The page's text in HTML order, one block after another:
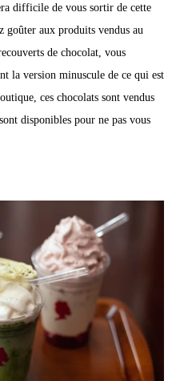
difficile de vous sortir de cette
goûter aux produits vendus au
de chocolat, vous
la version minuscule de ce qui est
ces chocolats sont vendus
disponibles pour ne pas vous